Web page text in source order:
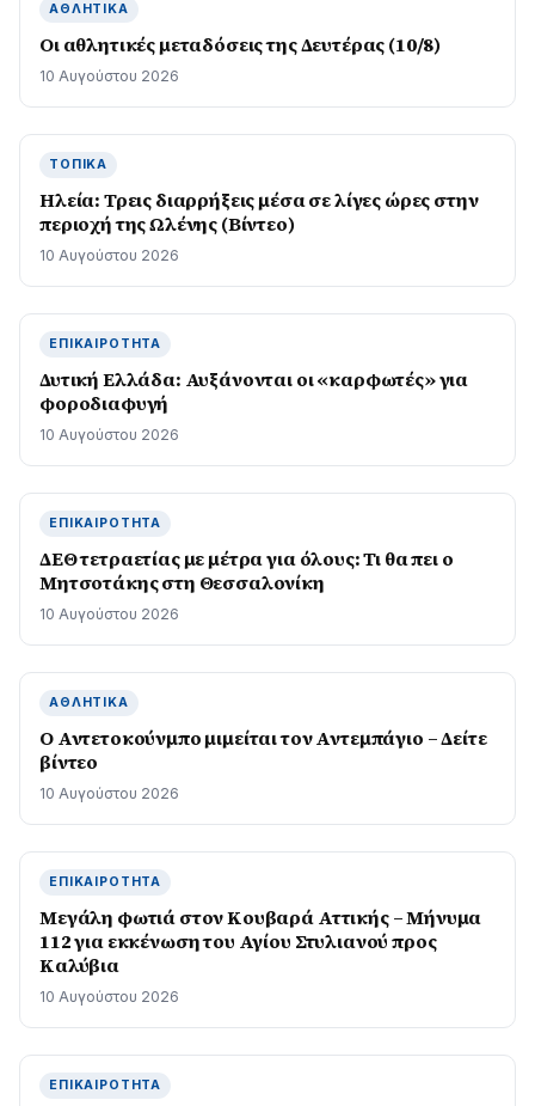
ΑΘΛΗΤΙΚΆ
Οι αθλητικές μεταδόσεις της Δευτέρας (10/8)
10 Αυγούστου 2026
ΤΟΠΙΚΆ
Ηλεία: Τρεις διαρρήξεις μέσα σε λίγες ώρες στην
περιοχή της Ωλένης (Βίντεο)
10 Αυγούστου 2026
ΕΠΙΚΑΙΡΌΤΗΤΑ
Δυτική Ελλάδα: Αυξάνονται οι «καρφωτές» για
φοροδιαφυγή
10 Αυγούστου 2026
ΕΠΙΚΑΙΡΌΤΗΤΑ
ΔΕΘ τετραετίας με μέτρα για όλους: Τι θα πει ο
Μητσοτάκης στη Θεσσαλονίκη
10 Αυγούστου 2026
ΑΘΛΗΤΙΚΆ
Ο Αντετοκούνμπο μιμείται τον Αντεμπάγιο – Δείτε
βίντεο
10 Αυγούστου 2026
ΕΠΙΚΑΙΡΌΤΗΤΑ
Μεγάλη φωτιά στον Κουβαρά Αττικής – Μήνυμα
112 για εκκένωση του Αγίου Στυλιανού προς
Καλύβια
10 Αυγούστου 2026
ΕΠΙΚΑΙΡΌΤΗΤΑ